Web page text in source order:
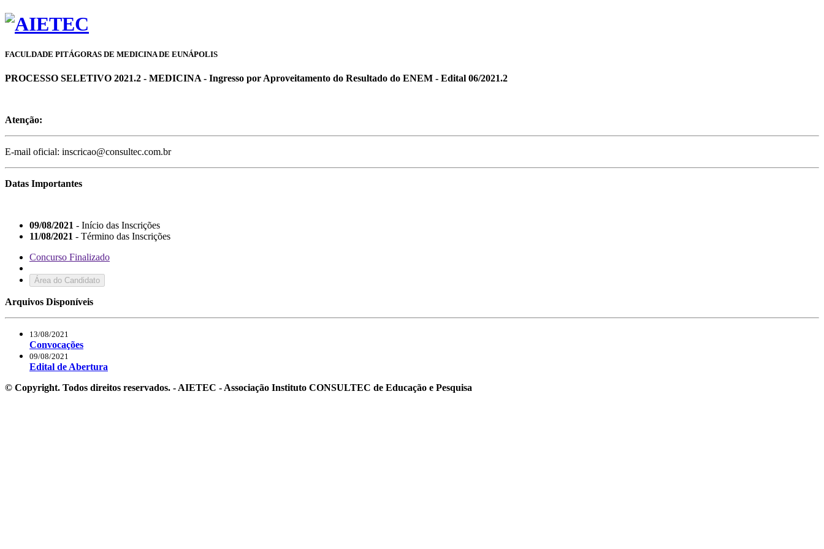
FACULDADE PITÁGORAS DE MEDICINA DE EUNÁPOLIS
PROCESSO SELETIVO 2021.2 - MEDICINA - Ingresso por Aproveitamento do Resultado do ENEM - Edital 06/2021.2
Atenção:
E-mail oficial: inscricao@consultec.com.br
Datas Importantes
09/08/2021 - Início das Inscrições
11/08/2021 - Término das Inscrições
Concurso Finalizado
Área do Candidato
Arquivos Disponíveis
13/08/2021
Convocações
09/08/2021
Edital de Abertura
© Copyright. Todos direitos reservados. - AIETEC - Associação Instituto CONSULTEC de Educação e Pesquisa